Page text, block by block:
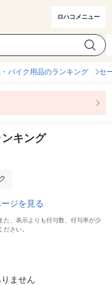
ロハコメニュー
カテゴリ選択
バイク用品のランキング セ
キング
ジを見る
た、表示よりも付与数、付与率が少
さい。
ません